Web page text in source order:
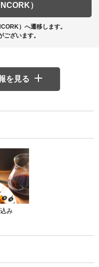
）
）へ遷移します。
ざいます。
を見る
み